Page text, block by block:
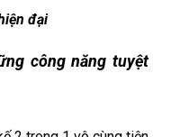
đại
công năng tuyệt